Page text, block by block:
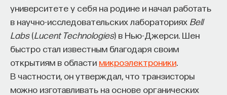
университете у себя на родине и начал работать
в научно-исследовательских лабораториях Bell
Labs(Lucent Technologies) в Нью-Джерси. Шен
быстро стал известным благодаря своим
открытиям в области микроэлектроники
В частности, он утверждал, что транзисторы
можно изготавливать на основе органических